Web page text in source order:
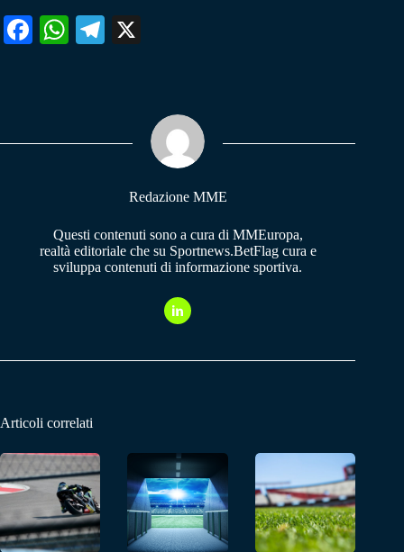
Fa W
pp
Te
m
Redazione MME
Questi contenuti sono a cura di MMEuropa,
realtà editoriale che su Sportnews.BetFlag cura e
sviluppa contenuti di informazione sportiva.
Articoli correlati